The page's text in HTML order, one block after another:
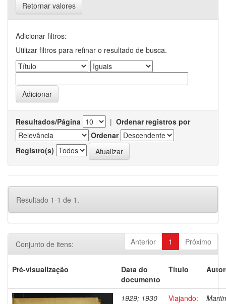
Retornar valores
Adicionar filtros:
Utilizar filtros para refinar o resultado de busca.
Resultados/Página | Ordenar registros por
Ordenar
Registro(s)
Resultado 1-1 de 1.
Anterior 1 Próximo
Conjunto de itens:
Pré-visualização
Data do
documento
Título
1929; 1930
Viajando: